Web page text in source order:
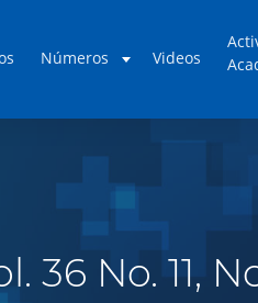
Números Videos
36 No. 11,